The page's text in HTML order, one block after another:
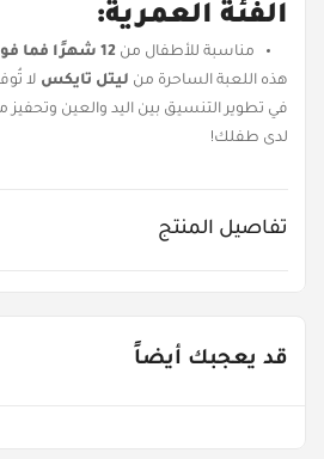
الفئة العمرية:
مناسبة للأطفال من 12 شهرًا فما فوق
هذه اللعبة الساحرة من ليتل تايكس لا
في تطوير التنسيق بين اليد والعين
لدى طفلك!
تفاصيل المنتج
قد يعجبك أيضاً